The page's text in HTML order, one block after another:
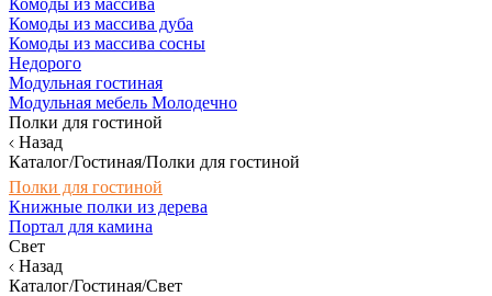
Комоды из массива
Комоды из массива дуба
Комоды из массива сосны
Недорого
Модульная гостиная
Модульная мебель Молодечно
Полки для гостиной
Назад
Каталог/Гостиная/Полки для гостиной
Полки для гостиной
Книжные полки из дерева
Портал для камина
Свет
Назад
Каталог/Гостиная/Свет